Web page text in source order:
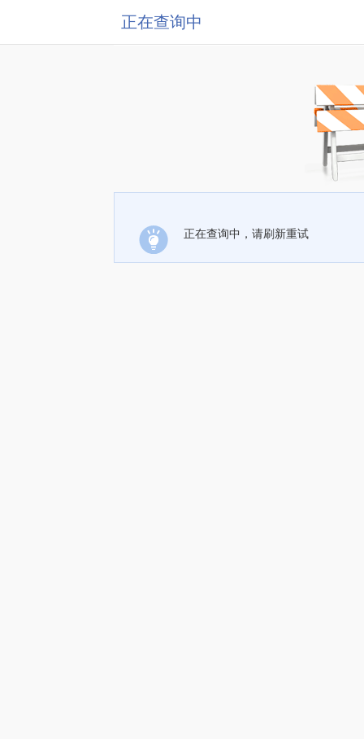
正在查询中
正在查询中，请刷新重试